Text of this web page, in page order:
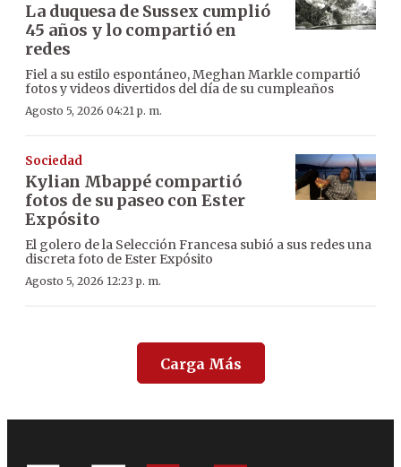
La duquesa de Sussex cumplió
45 años y lo compartió en
redes
Fiel a su estilo espontáneo, Meghan Markle compartió
fotos y videos divertidos del día de su cumpleaños
Agosto 5, 2026 04:21 p. m.
Sociedad
Kylian Mbappé compartió
fotos de su paseo con Ester
Expósito
El golero de la Selección Francesa subió a sus redes una
discreta foto de Ester Expósito
Agosto 5, 2026 12:23 p. m.
Carga Más